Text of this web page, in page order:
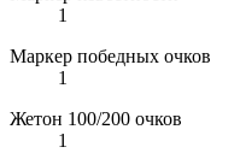
1
Маркер победных очков
1
Жетон 100/200 очков
1